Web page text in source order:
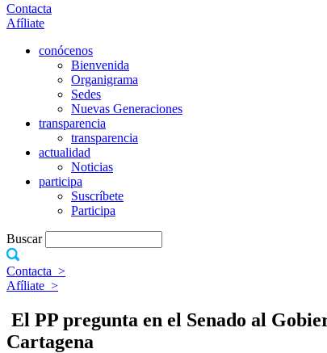
Contacta
Afíliate
conócenos
Bienvenida
Organigrama
Sedes
Nuevas Generaciones
transparencia
transparencia
actualidad
Noticias
participa
Suscríbete
Participa
Buscar
Contacta >
Afíliate >
El PP pregunta en el Senado al
Cartagena